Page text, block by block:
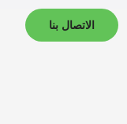
الاتصال بنا